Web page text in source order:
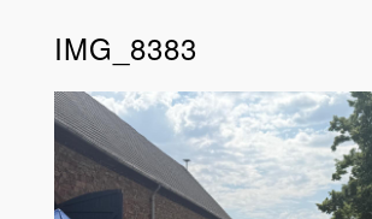
IMG_8383